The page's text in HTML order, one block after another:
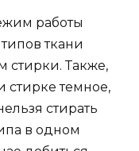
работы
ткани
стирки. Также,
стирке темное,
стирать
в одном